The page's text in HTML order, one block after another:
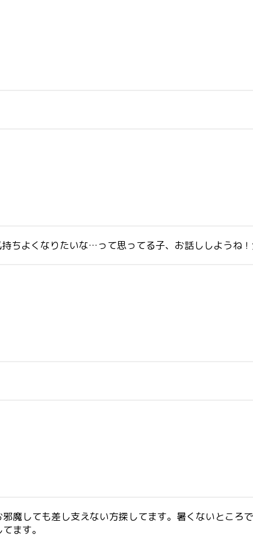
ちよくなりたいな…って思ってる子、お話ししようね！
魔しても差し支えない方探してます。暑くないところ
ます。